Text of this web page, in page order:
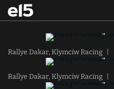
Rallye Dakar, Klymciw Racing
Rallye Dakar, Klymciw Racing